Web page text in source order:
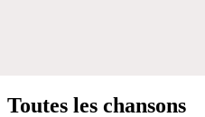
Toutes les chansons